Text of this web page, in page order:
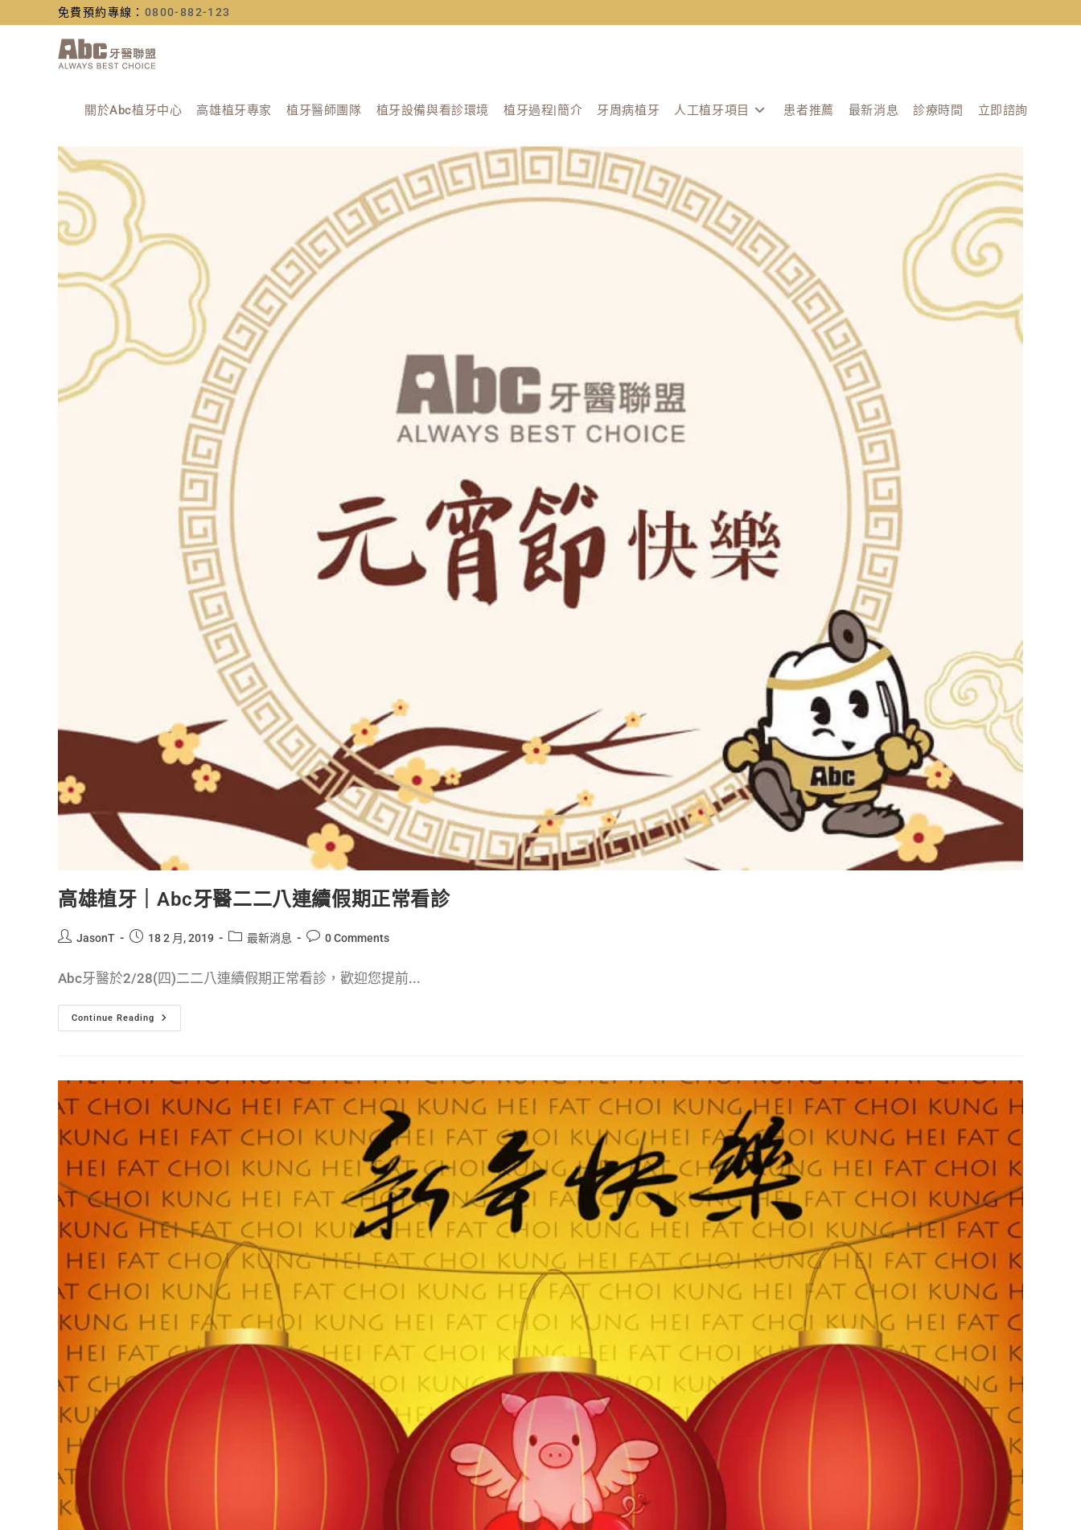
免費預約專線： 0800-882-123
關於Abc植牙中心 高雄植牙專家 植牙醫師團隊 植牙設備與看診環境 植牙過程|簡介 牙周病植牙 人工植牙項目 患者推薦 最新消息 診療時間 立即諮詢
高雄植牙｜Abc牙醫二二八連續假期正常看診
JasonT 18 2 月, 2019 最新消息 0 Comments
Abc牙醫於2/28(四)二二八連續假期正常看診，歡迎您提前...
Continue Reading